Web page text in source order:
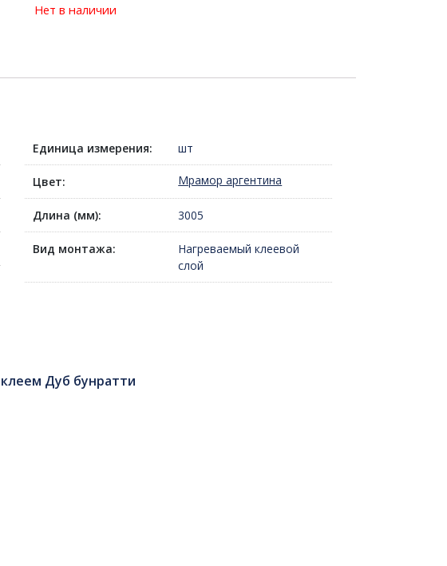
Нет в наличии
Единица измерения: шт
Цвет: Мрамор аргентина
Длина (мм): 3005
Вид монтажа:
Нагреваемый клеевой
слой
Дуб бунратти